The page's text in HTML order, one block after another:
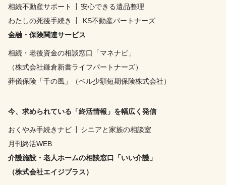
相続不動産サポート
安心できる遺品整理
わたしの死後手続き
KS不動産パートナーズ
金融・保険関連サービス
相続・老後資金の相談窓口「マネナビ」
（株式会社鎌倉新書ライフパートナーズ）
葬儀保険「千の風」（ベル少額短期保険株式会社）
今、求められている「終活情報」を幅広く発信
おくやみ手続きナビ
シニアと家族の相談室
月刊終活WEB
介護施設・老人ホームの相談窓口「いい介護」
（株式会社エイジプラス）